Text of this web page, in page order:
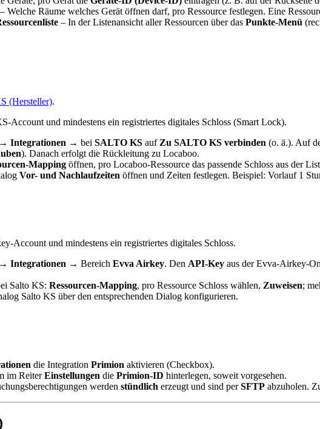
– Welche Räume welches Gerät öffnen darf, pro Ressource festlegen. Eine
– In der Listenansicht aller Ressourcen über das Punkte-Menü
(Hersteller).
Account und mindestens ein registriertes digitales Schloss (Smart Lock).
→ Integrationen → bei SALTO KS auf Zu SALTO KS verbinden (o. ä.). Auf
). Danach erfolgt die Rückleitung zu Locaboo.
Mapping öffnen, pro Locaboo-Ressource das passende Schloss aus der
Vor- und Nachlaufzeiten öffnen und Zeiten festlegen. Beispiel: Vorlauf 1
Account und mindestens ein registriertes digitales Schloss.
→ Integrationen → Bereich Evva Airkey. Den API-Key aus der Evva-Airkey-
Salto KS: Ressourcen-Mapping, pro Ressource Schloss wählen, Zuweisen;
Salto KS über den entsprechenden Dialog konfigurieren.
die Integration Primion aktivieren (Checkbox).
im ReiterEinstellungen die Primion-ID hinterlegen, soweit vorgesehen.
werden stündlich erzeugt und sind perSFTP abzuholen.